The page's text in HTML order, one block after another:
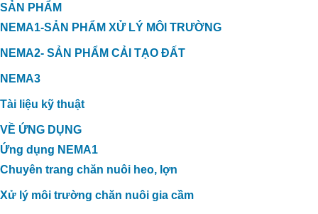
SẢN PHẨM
NEMA1-SẢN PHẨM XỬ LÝ MÔI TRƯỜNG
NEMA2- SẢN PHẨM CẢI TẠO ĐẤT
NEMA3
Tài liệu kỹ thuật
VỀ ỨNG DỤNG
Ứng dụng NEMA1
Chuyên trang chăn nuôi heo, lợn
Xử lý môi trường chăn nuôi gia cầm